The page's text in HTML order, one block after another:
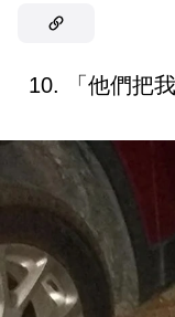
10. 「他們把